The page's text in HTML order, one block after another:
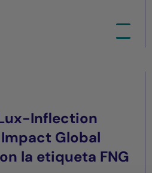
Inflection
Global
la etiqueta FNG